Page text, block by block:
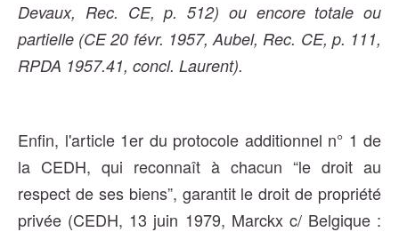
Devaux, Rec. CE, p. 512) ou encore totale ou
partielle (CE 20 févr. 1957, Aubel, Rec. CE, p. 111,
RPDA 1957.41, concl. Laurent).
Enfin, l'article 1er du protocole additionnel n° 1 de
la CEDH, qui reconnaît à chacun “le droit au
respect de ses biens”, garantit le droit de propriété
privée (CEDH, 13 juin 1979, Marckx c/ Belgique :